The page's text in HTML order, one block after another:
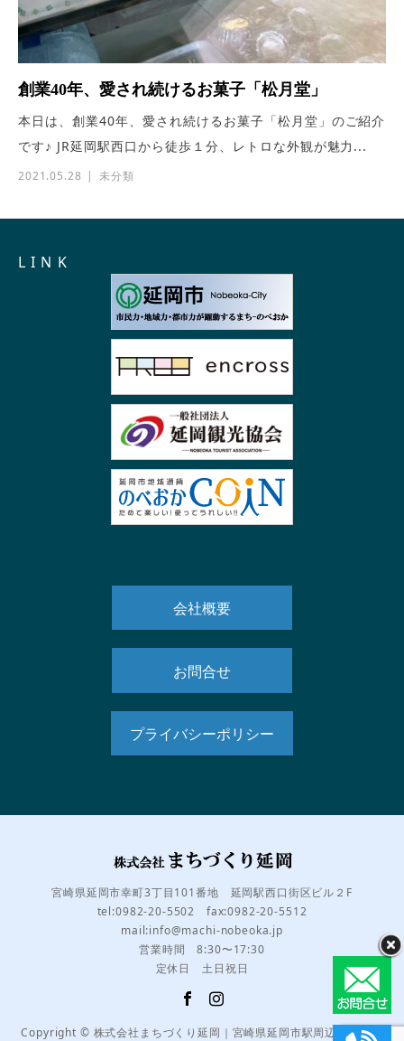
創業40年、愛され続けるお菓子「松月堂」
本日は、創業40年、愛され続けるお菓子「松月堂」のご紹介
です♪ JR延岡駅西口から徒歩１分、レトロな外観が魅力...
2021.05.28 未分類
L I N K
会社概要
お問合せ
プライバシーポリシー
宮崎県延岡市幸町3丁目101番地 延岡駅西口街区ビル２F
tel:0982-20-5502 fax:0982-20-5512
mail:info@machi-nobeoka.jp
営業時間 8:30〜17:30
定休日 土日祝日
Copyright © 株式会社まちづくり延岡｜宮崎県延岡市駅周辺のまちづ